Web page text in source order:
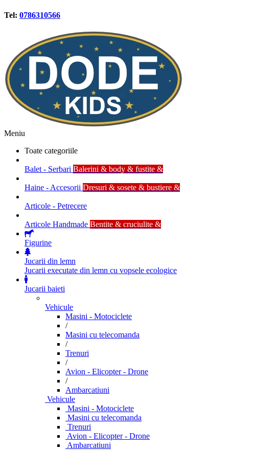
Tel: 0786310566
Meniu
Toate categoriile
Balet - Serbari Balerini & body & fustite &
Haine - Accesorii Dresuri & sosete & bustiere &
Articole - Petrecere
Articole Handmade Bentite & cruciulite &
Figurine
Jucarii din lemn
Jucarii executate din lemn cu vopsele ecologice
Jucarii baieti
Vehicule
Masini - Motociclete
/
Masini cu telecomanda
/
Trenuri
/
Avion - Elicopter - Drone
/
Ambarcatiuni
Vehicule
Masini - Motociclete
Masini cu telecomanda
Trenuri
Avion - Elicopter - Drone
Ambarcatiuni